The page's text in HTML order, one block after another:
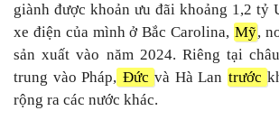
giành được khoản ưu đãi khoảng 1,2 tỷ
xe điện của mình ở Bắc Carolina, Mỹ,
sản xuất vào năm 2024. Riêng tại
trung vào Pháp, Đức và Hà Lan trước
rộng ra các nước khác.